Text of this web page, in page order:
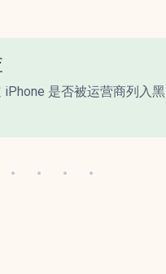
是否被运营商列入黑